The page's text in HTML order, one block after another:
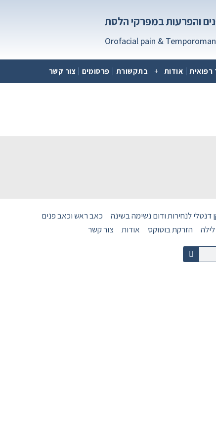
והפרעות במפרקי הלסת
Orofacial pain &
רפואית אודות בתקשורת פרסומים צור קשר
דנטלי לנחירות ודום נשימה בשינה
כאב ראש וכאב פנים
הזרקת בוטוקס אודות צור קשר